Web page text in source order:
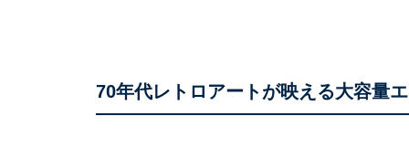
70年代レトロアートが映える大容量